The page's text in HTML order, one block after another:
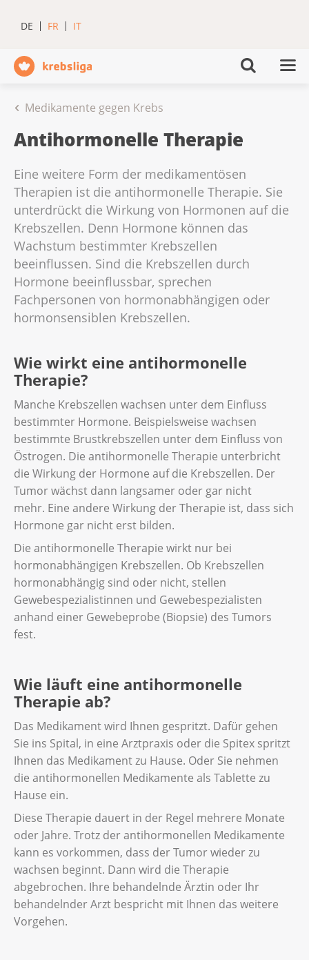
DE FR IT
Medikamente gegen Krebs
Antihormonelle Therapie
Eine weitere Form der medikamentösen
Therapien ist die antihormonelle Therapie. Sie
unterdrückt die Wirkung von Hormonen auf die
Krebszellen. Denn Hormone können das
Wachstum bestimmter Krebszellen
beeinflussen. Sind die Krebszellen durch
Hormone beeinflussbar, sprechen
Fachpersonen von hormonabhängigen oder
hormonsensiblen Krebszellen.
Wie wirkt eine antihormonelle
Therapie?
Manche Krebszellen wachsen unter dem Einfluss
bestimmter Hormone. Beispielsweise wachsen
bestimmte Brustkrebszellen unter dem Einfluss von
Östrogen. Die antihormonelle Therapie unterbricht
die Wirkung der Hormone auf die Krebszellen. Der
Tumor wächst dann langsamer oder gar nicht
mehr. Eine andere Wirkung der Therapie ist, dass sich
Hormone gar nicht erst bilden.
Die antihormonelle Therapie wirkt nur bei
hormonabhängigen Krebszellen. Ob Krebszellen
hormonabhängig sind oder nicht, stellen
Gewebespezialistinnen und Gewebespezialisten
anhand einer Gewebeprobe (Biopsie) des Tumors
fest.
Wie läuft eine antihormonelle
Therapie ab?
Das Medikament wird Ihnen gespritzt. Dafür gehen
Sie ins Spital, in eine Arztpraxis oder die Spitex spritzt
Ihnen das Medikament zu Hause. Oder Sie nehmen
die antihormonellen Medikamente als Tablette zu
Hause ein.
Diese Therapie dauert in der Regel mehrere Monate
oder Jahre. Trotz der antihormonellen Medikamente
kann es vorkommen, dass der Tumor wieder zu
wachsen beginnt. Dann wird die Therapie
abgebrochen. Ihre behandelnde Ärztin oder Ihr
behandelnder Arzt bespricht mit Ihnen das weitere
Vorgehen.